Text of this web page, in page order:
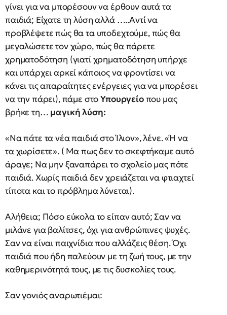
γίνει για να μπορέσουν να έρθουν αυτά τα
παιδιά; Είχατε τη λύση αλλά …..Αντί να
προβλέψετε πώς θα τα υποδεχτούμε, πώς θα
μεγαλώσετε τον χώρο, πώς θα πάρετε
χρηματοδότηση (γιατί χρηματοδότηση υπήρχε
και υπάρχει αρκεί κάποιος να φροντίσει να
κάνει τις απαραίτητες ενέργειες για να μπορέσει
να την πάρει), πάμε στοΥπουργείοπου μας
βρήκε τη… μαγική λύση:
«Να πάτε τα νέα παιδιά στο Ίλιον», λένε. «Ή να
τα χωρίσετε». ( Μα πως δεν το σκεφτήκαμε αυτό
άραγε; Να μην ξαναπάρει το σχολείο μας πότε
παιδιά. Χωρίς παιδιά δεν χρειάζεται να φτιαχτεί
τίποτα και το πρόβλημα λύνεται).
Αλήθεια; Πόσο εύκολα το είπαν αυτό; Σαν να
μιλάνε για βαλίτσες, όχι για ανθρώπινες ψυχές.
Σαν να είναι παιχνίδια που αλλάζεις θέση. Όχι
παιδιά που ήδη παλεύουν με τη ζωή τους, με την
καθημερινότητά τους, με τις δυσκολίες τους.
Σαν γονιός αναρωτιέμαι: